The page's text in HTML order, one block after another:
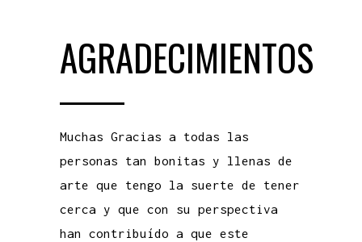
AGRADECIMIENTOS
Muchas Gracias a todas las
personas tan bonitas y llenas de
arte que tengo la suerte de tener
cerca y que con su perspectiva
han contribuído a que este